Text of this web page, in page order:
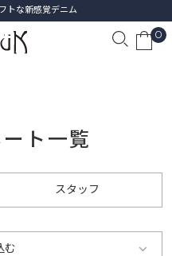
トな新感覚デニム
0
ト一覧
スタッフ
む